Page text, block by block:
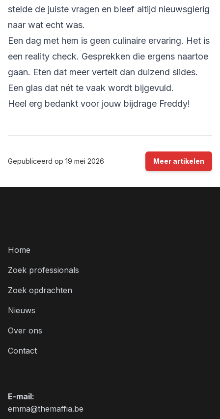
stelde de juiste vragen en bleef altijd nieuwsgierig
naar wat echt was.
Een dag met hem is geen culinaire ervaring. Het is
een reality check. Gesprekken die ergens naartoe
gaan. Eten dat meer vertelt dan duizend slides.
Een glas dat nét te vaak wordt bijgevuld.
Heel erg bedankt voor jouw bijdrage Freddy!
Gepubliceerd op 19 mei 2026 Meer artikelen
Home
Zoek professionals
Zoek opdrachten
Nieuws
Over ons
Contact
E-mail:
emma@themaffia.be